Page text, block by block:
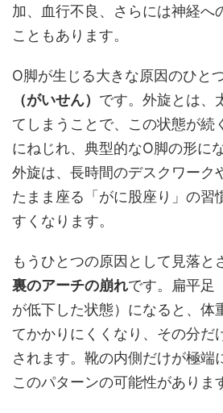
加、血行不良、さらには神経へ
こともあります。
O脚が生じる大きな原因のひとつ
（がいせん） です。外旋とは、
てしまうことで、この状態が続
にねじれ、典型的なO脚の形に
外旋は、長時間のデスクワーク
たまま座る「がに股座り」の習
すくなります。
もうひとつの原因として見落と
裏のアーチの崩れです。扁平足
が低下した状態）になると、体
てかかりにくくなり、その分だ
されます。靴の内側だけが極端
このパターンの可能性がありま